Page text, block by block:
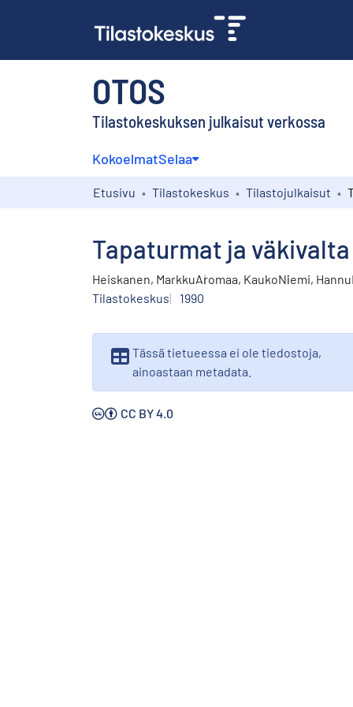
OTOS
Tilastokeskuksen julkaisut verkossa
KokoelmatSelaa
Etusivu Tilastokeskus Tilastojulkaisut
Tapaturmat ja väkivalta
Heiskanen, MarkkuAromaa, KaukoNiemi, Hannu
Tilastokeskus
1990
Tässä tietueessa ei ole tiedostoja,
ainoastaan metadata.
CC BY 4.0